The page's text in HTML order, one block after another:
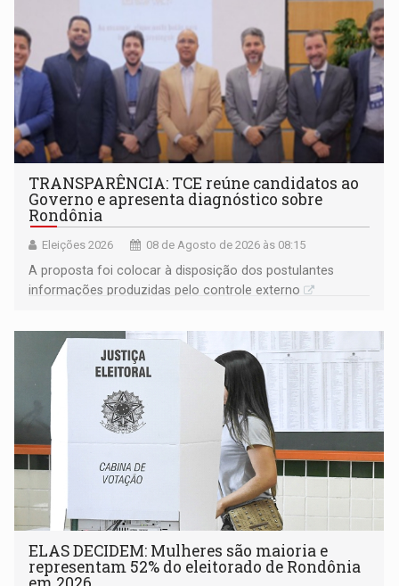
TRANSPARÊNCIA: TCE reúne candidatos ao
Governo e apresenta diagnóstico sobre
Rondônia
Eleições 2026 08 de Agosto de 2026 às 08:15
A proposta foi colocar à disposição dos postulantes
informações produzidas pelo controle externo
ELAS DECIDEM: Mulheres são maioria e
representam 52% do eleitorado de Rondônia